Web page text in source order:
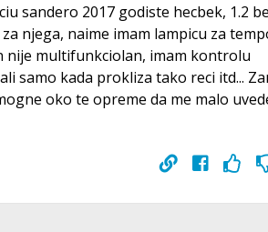
sandero 2017 godiste hecbek, 1.2
njega, naime imam lampicu za
nije multifunkciolan, imam kontrolu
samo kada prokliza tako reci itd...
oko te opreme da me malo